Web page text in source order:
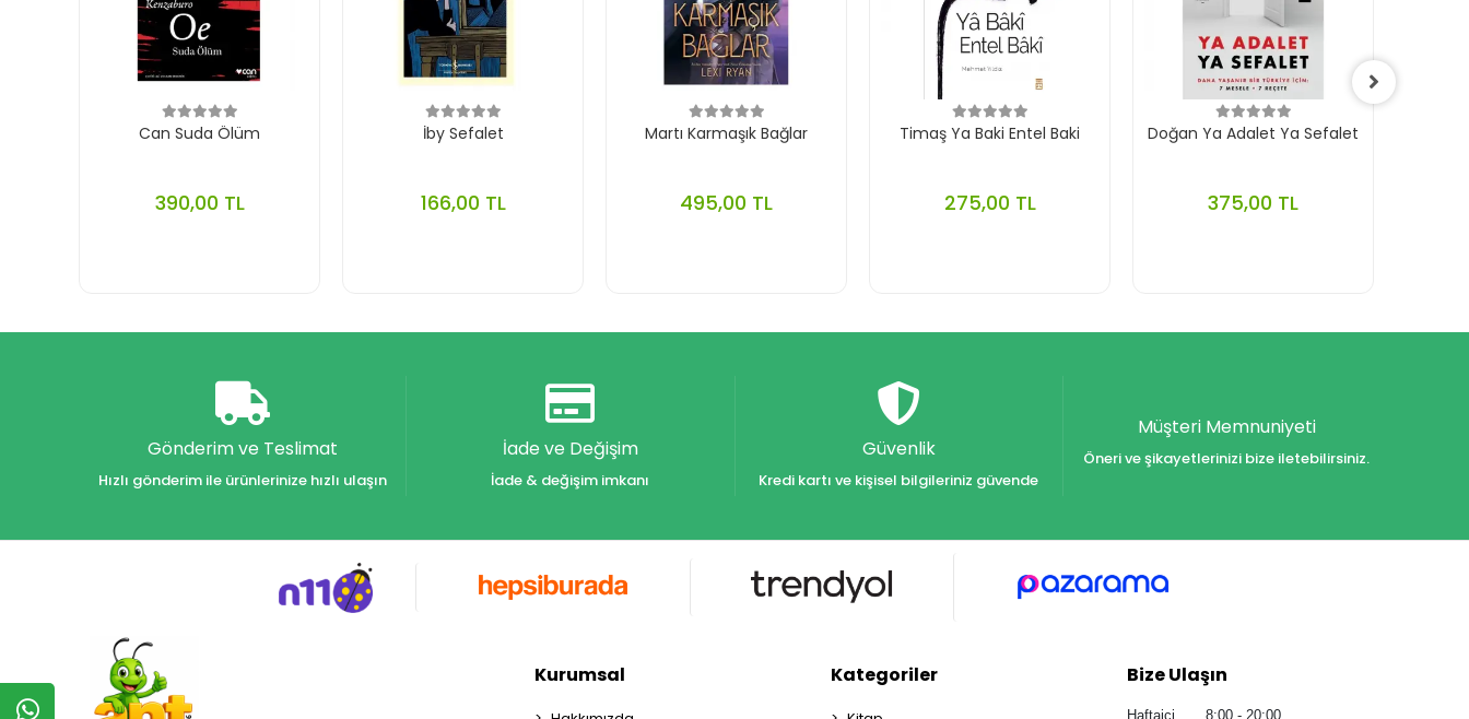
Can Suda Ölüm
390,00 TL
İby Sefalet
166,00 TL
Martı Karmaşık Bağlar
495,00 TL
Timaş Ya Baki Entel Baki
275,00 TL
Doğan Ya Adalet Ya Sefalet
375,00 TL
Gönderim ve Teslimat
Hızlı gönderim ile ürünlerinize hızlı ulaşın
İade ve Değişim
İade & değişim imkanı
Güvenlik
Kredi kartı ve kişisel bilgileriniz güvende
Müşteri Memnuniyeti
Öneri ve şikayetlerinizi bize iletebilirsiniz.
Kurumsal Kategoriler Bize Ulaşın
Haftaiçi 8:00 - 20:00